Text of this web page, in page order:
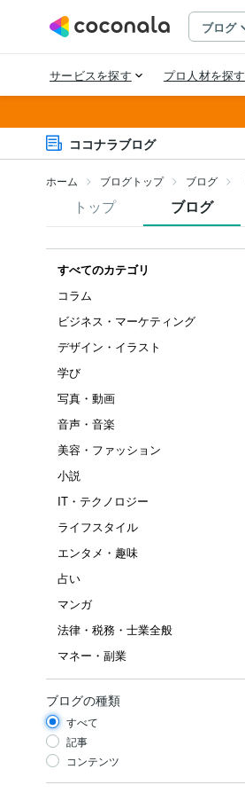
ココナラブログ
ホーム ブログトップ ブログ
トップ ブログ
すべてのカテゴリ
コラム
ビジネス・マーケティング
デザイン・イラスト
学び
写真・動画
音声・音楽
美容・ファッション
小説
IT・テクノロジー
ライフスタイル
エンタメ・趣味
占い
マンガ
法律・税務・士業全般
マネー・副業
ブログの種類
すべて
記事
コンテンツ